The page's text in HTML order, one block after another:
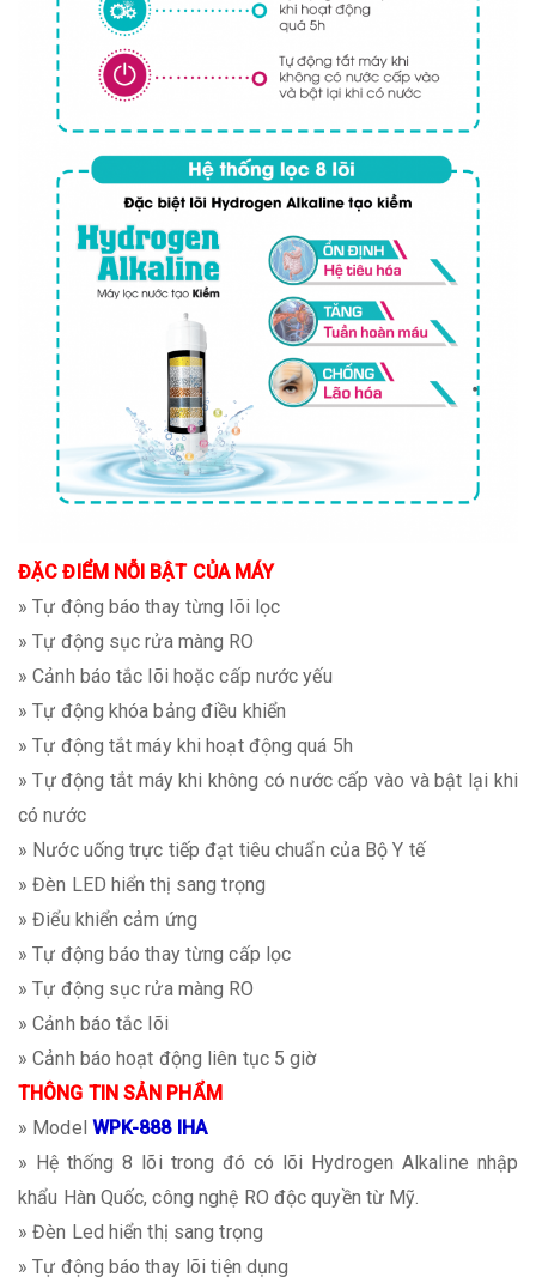
ĐẶC ĐIỂM NỖI BẬT CỦA MÁY
» Tự động báo thay từng lõi lọc
» Tự động sục rửa màng RO
» Cảnh báo tắc lõi hoặc cấp nước yếu
» Tự động khóa bảng điều khiển
» Tự động tắt máy khi hoạt động quá 5h
» Tự động tắt máy khi không có nước cấp vào và bật lại khi
có nước
» Nước uống trực tiếp đạt tiêu chuẩn của Bộ Y tế
» Đèn LED hiển thị sang trọng
» Điểu khiển cảm ứng
» Tự động báo thay từng cấp lọc
» Tự động sục rửa màng RO
» Cảnh báo tắc lõi
» Cảnh báo hoạt động liên tục 5 giờ
THÔNG TIN SẢN PHẨM
» Model WPK-888 IHA
» Hệ thống 8 lõi trong đó có lõi Hydrogen Alkaline nhập
khẩu Hàn Quốc, công nghệ RO độc quyền từ Mỹ.
» Đèn Led hiển thị sang trọng
» Tự động báo thay lõi tiện dụng